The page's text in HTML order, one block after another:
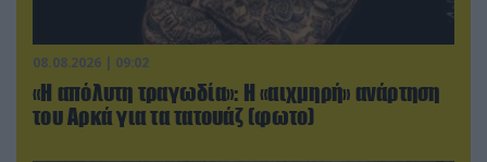
08.08.2026 | 09:02
«Η απόλυτη τραγωδία»: Η «αιχμηρή» ανάρτηση
του Αρκά για τα τατουάζ (φωτο)